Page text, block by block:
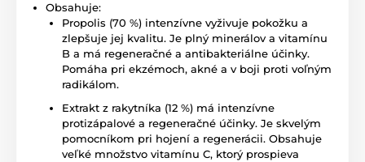
Obsahuje:
Propolis (70 %) intenzívne vyživuje pokožku a
zlepšuje jej kvalitu. Je plný minerálov a vitamínu
B a má regeneračné a antibakteriálne účinky.
Pomáha pri ekzémoch, akné a v boji proti voľným
radikálom.
Extrakt z rakytníka (12 %) má intenzívne
protizápalové a regeneračné účinky. Je skvelým
pomocníkom pri hojení a regenerácii. Obsahuje
veľké množstvo vitamínu C, ktorý prospieva